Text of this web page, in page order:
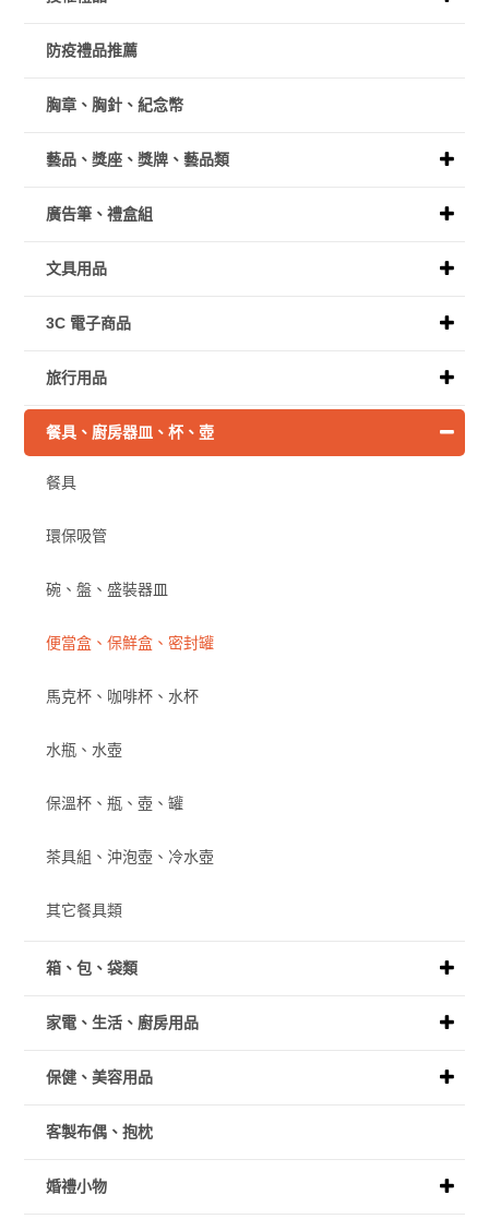
防疫禮品推薦
胸章、胸針、紀念幣
藝品、獎座、獎牌、藝品類
廣告筆、禮盒組
文具用品
3C 電子商品
旅行用品
餐具、廚房器皿、杯、壺
餐具
環保吸管
碗、盤、盛裝器皿
便當盒、保鮮盒、密封罐
馬克杯、咖啡杯、水杯
水瓶、水壺
保溫杯、瓶、壺、罐
茶具組、沖泡壺、冷水壺
其它餐具類
箱、包、袋類
家電、生活、廚房用品
保健、美容用品
客製布偶、抱枕
婚禮小物